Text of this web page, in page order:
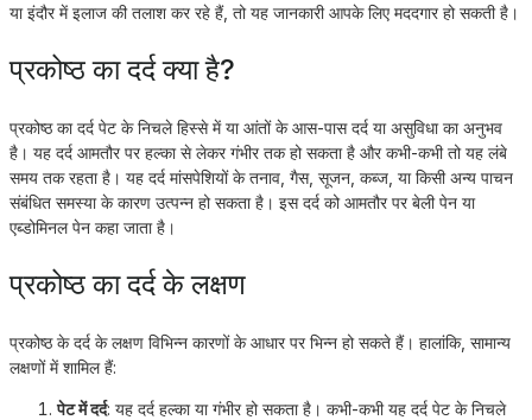
या इंदौर में इलाज की तलाश कर रहे हैं, तो यह जानकारी आपके लिए मददगार हो सकती है।
प्रकोष्ठ का दर्द क्या है?
प्रकोष्ठ का दर्द पेट के निचले हिस्से में या आंतों के आस-पास दर्द या असुविधा का अनुभव
है। यह दर्द आमतौर पर हल्का से लेकर गंभीर तक हो सकता है और कभी-कभी तो यह लंबे
समय तक रहता है। यह दर्द मांसपेशियों के तनाव, गैस, सूजन, कब्ज, या किसी अन्य पाचन
संबंधित समस्या के कारण उत्पन्न हो सकता है। इस दर्द को आमतौर पर बेली पेन या
एब्डोमिनल पेन कहा जाता है।
प्रकोष्ठ का दर्द के लक्षण
प्रकोष्ठ के दर्द के लक्षण विभिन्न कारणों के आधार पर भिन्न हो सकते हैं। हालांकि, सामान्य
लक्षणों में शामिल हैं:
पेट में दर्द: यह दर्द हल्का या गंभीर हो सकता है। कभी-कभी यह दर्द पेट के निचले